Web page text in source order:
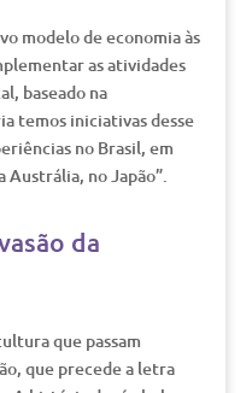
modelo de economia às
as atividades
baseado na
temos iniciativas desse
no Brasil, em
Austrália, no Japão”.
da
que passam
que precede a letra